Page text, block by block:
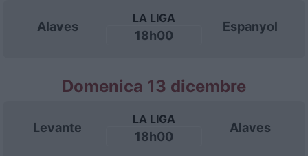
Alaves
LA LIGA
18h00
Espanyol
Domenica 13 dicembre
Levante
LA LIGA
18h00
Alaves